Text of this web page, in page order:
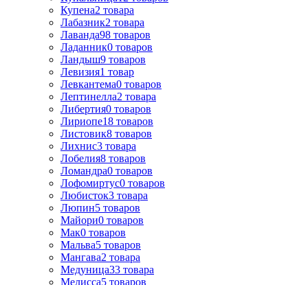
Купена2 товара
Лабазник2 товара
Лаванда98 товаров
Ладанник0 товаров
Ландыш9 товаров
Левизия1 товар
Левкантема0 товаров
Лептинелла2 товара
Либертия0 товаров
Лириопе18 товаров
Листовик8 товаров
Лихнис3 товара
Лобелия8 товаров
Ломандра0 товаров
Лофомиртус0 товаров
Любисток3 товара
Люпин5 товаров
Майори0 товаров
Мак0 товаров
Мальва5 товаров
Мангава2 товара
Медуница33 товара
Мелисса5 товаров